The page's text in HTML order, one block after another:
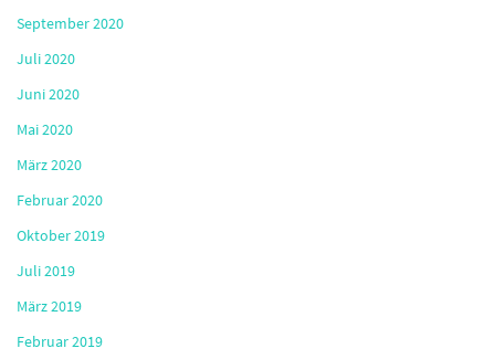
September 2020
Juli 2020
Juni 2020
Mai 2020
März 2020
Februar 2020
Oktober 2019
Juli 2019
März 2019
Februar 2019